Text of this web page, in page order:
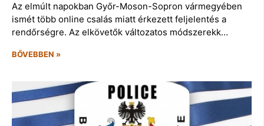
Az elmúlt napokban Győr-Moson-Sopron vármegyében
ismét több online csalás miatt érkezett feljelentés a
rendőrségre. Az elkövetők változatos módszerekk…
BŐVEBBEN »